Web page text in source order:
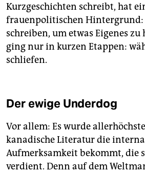
Kurzgeschichten schreibt, hat
frauenpolitischen Hintergrund:
schreiben, um etwas Eigenes zu
ging nur in kurzen Etappen:
schliefen.
Der ewige Underdog
Vor allem: Es wurde
kanadische Literatur die
Aufmerksamkeit bekommt, die
verdient. Denn auf dem